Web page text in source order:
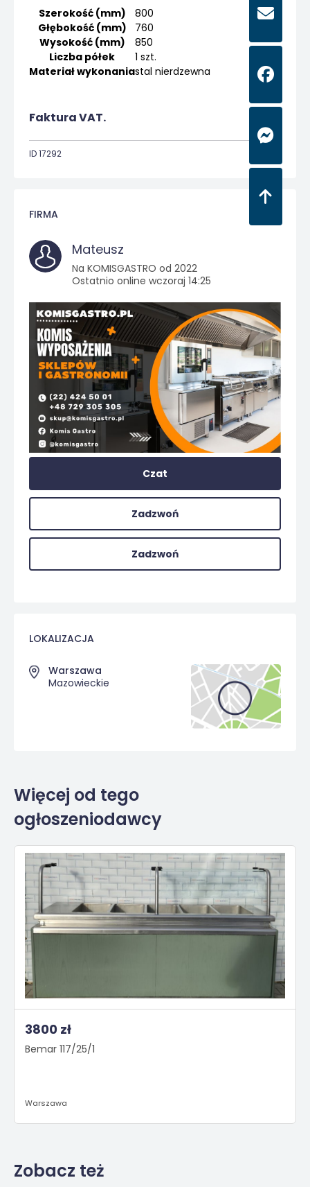
Szerokość (mm)
800
Głębokość (mm)
760
Wysokość (mm)
850
Liczba półek
1 szt.
Materiał wykonaniastal nierdzewna
Faktura VAT.
ID 17292
FIRMA
Mateusz
Na KOMISGASTRO od 2022
Ostatnio online wczoraj 14:25
Czat
Zadzwoń
Zadzwoń
LOKALIZACJA
Warszawa
Mazowieckie
Więcej od tego
ogłoszeniodawcy
3800 zł
Bemar 117/25/1
Warszawa
Zobacz też